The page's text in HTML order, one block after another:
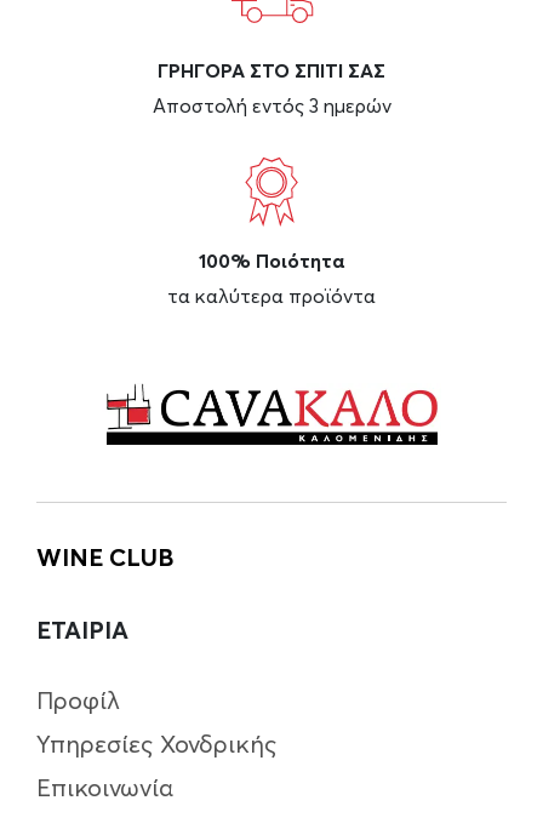
ΓΡΗΓΟΡΑ ΣΤΟ ΣΠΙΤΙ ΣΑΣ
Αποστολή εντός 3 ημερών
100% Ποιότητα
τα καλύτερα προϊόντα
WINE CLUB
ΕΤΑΙΡΙΑ
Προφίλ
Υπηρεσίες Χονδρικής
Επικοινωνία